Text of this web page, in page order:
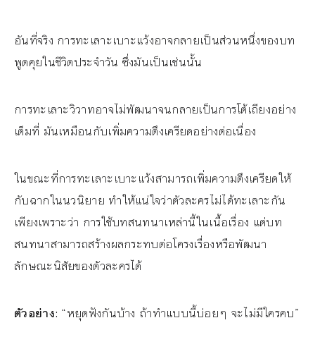
อันที่จริง การทะเลาะเบาะแว้งอาจกลายเป็นส่วนหนึ่งของบท
พูดคุยในชีวิตประจำวัน ซึ่งมันเป็นเช่นนั้น
การทะเลาะวิวาทอาจไม่พัฒนาจนกลายเป็นการโต้เถียงอย่าง
เต็มที่ มันเหมือนกับเพิ่มความตึงเครียดอย่างต่อเนื่อง
ในขณะที่การทะเลาะเบาะแว้งสามารถเพิ่มความตึงเครียดให้
กับฉากในนวนิยาย ทำให้แน่ใจว่าตัวละครไม่ได้ทะเลาะกัน
เพียงเพราะว่า การใช้บทสนทนาเหล่านี้ในเนื้อเรื่อง แต่บท
สนทนาสามารถสร้างผลกระทบต่อโครงเรื่องหรือพัฒนา
ลักษณะนิสัยของตัวละครได้
ตัวอย่าง: “หยุดฟังกันบ้าง ถ้าทำแบบนี้บ่อยๆ จะไม่มีใครคบ”